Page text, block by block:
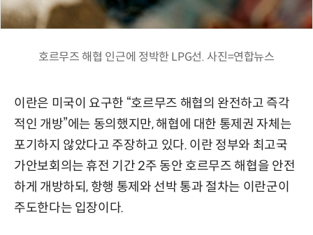
호르무즈 해협 인근에 정박한 LPG선. 사진=연합뉴스
이란은 미국이 요구한 “호르무즈 해협의 완전하고 즉각
적인 개방”에는 동의했지만, 해협에 대한 통제권 자체는
포기하지 않았다고 주장하고 있다. 이란 정부와 최고국
가안보회의는 휴전 기간 2주 동안 호르무즈 해협을 안전
하게 개방하되, 항행 통제와 선박 통과 절차는 이란군이
주도한다는 입장이다.